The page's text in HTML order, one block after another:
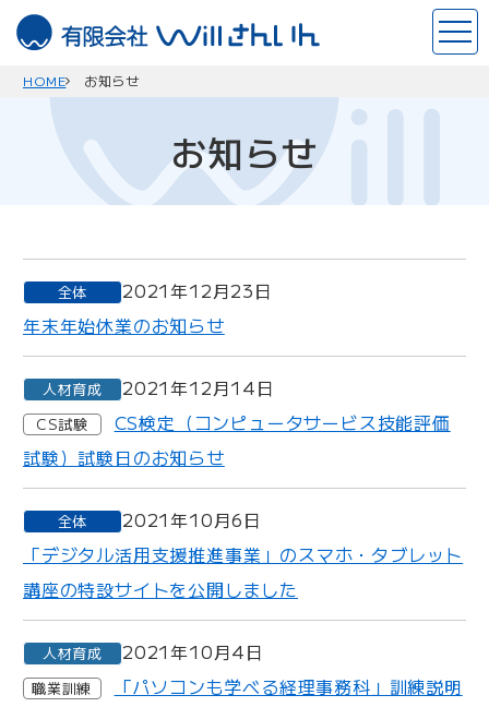
HOME お知らせ
お知らせ
全体
2021年12月23日
年末年始休業のお知らせ
人材育成 2021年12月14日
CS試験
CS検定（コンピュータサービス技能評価
試験）試験日のお知らせ
全体
2021年10月6日
「デジタル活用支援推進事業」のスマホ・タブレット
講座の特設サイトを公開しました
人材育成 2021年10月4日
職業訓練
「パソコンも学べる経理事務科」訓練説明